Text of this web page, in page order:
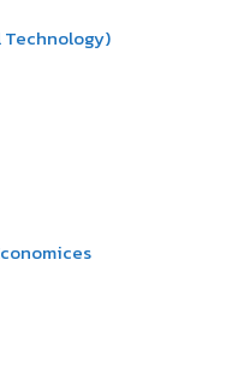
Technology)